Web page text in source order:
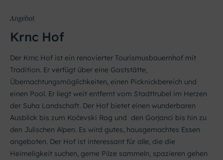
Angebot
Krnc Hof
Der Krnc Hof ist ein renovierter Tourismusbauernhof mit
Tradition. Er verfügt über eine Gaststätte,
Übernachtungsmöglichkeiten, einen Picknickbereich und
einen Pool. Er liegt weit entfernt vom Stadttrubel im Herzen
der Suha Landschaft. Der Hof bietet einen wunderbaren
Ausblick bis zum Kočevski Rog und den Gorjanci bis hin zu
den Julischen Alpen. Es wird gutes, hausgemachtes Essen
angeboten. Der Hof ist interessant für alle, die die
Heimeligkeit suchen, gerne Pilze sammeln, spazieren gehen